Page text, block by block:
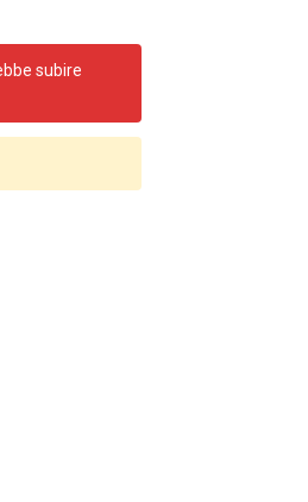
subire